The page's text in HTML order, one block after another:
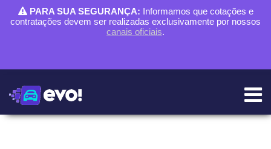
PARA SUA SEGURANÇA: Informamos que cotações e
contratações devem ser realizadas exclusivamente por nossos
canais oficiais.